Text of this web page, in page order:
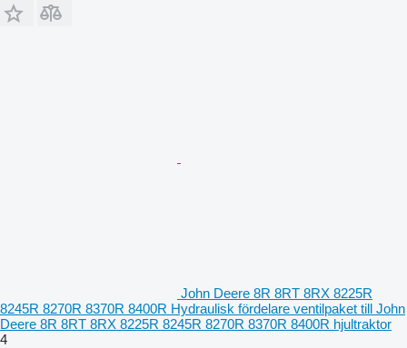
John Deere 8R 8RT 8RX 8225R
8245R 8270R 8370R 8400R Hydraulisk fördelare ventilpaket till John
Deere 8R 8RT 8RX 8225R 8245R 8270R 8370R 8400R hjultraktor
4